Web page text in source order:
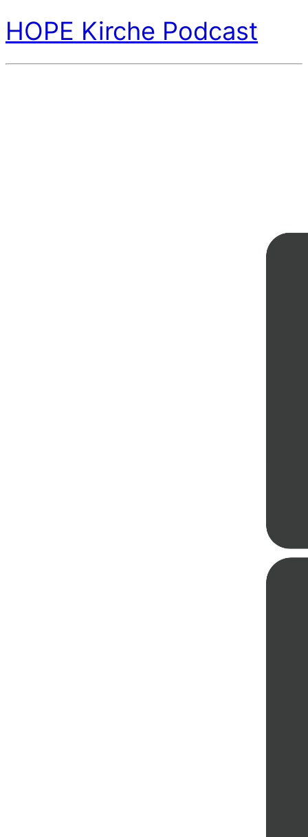
HOPE Kirche Podcast